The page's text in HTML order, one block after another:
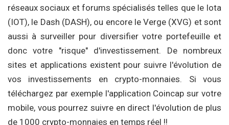
réseaux sociaux et forums spécialisés telles que le Iota
(IOT), le Dash (DASH), ou encore le Verge (XVG) et sont
aussi à surveiller pour diversifier votre portefeuille et
donc votre "risque" d'investissement. De nombreux
sites et applications existent pour suivre l'évolution de
vos investissements en crypto-monnaies. Si vous
téléchargez par exemple l'application Coincap sur votre
mobile, vous pourrez suivre en direct l'évolution de plus
de 1000 crypto-monnaies en temps réel !!